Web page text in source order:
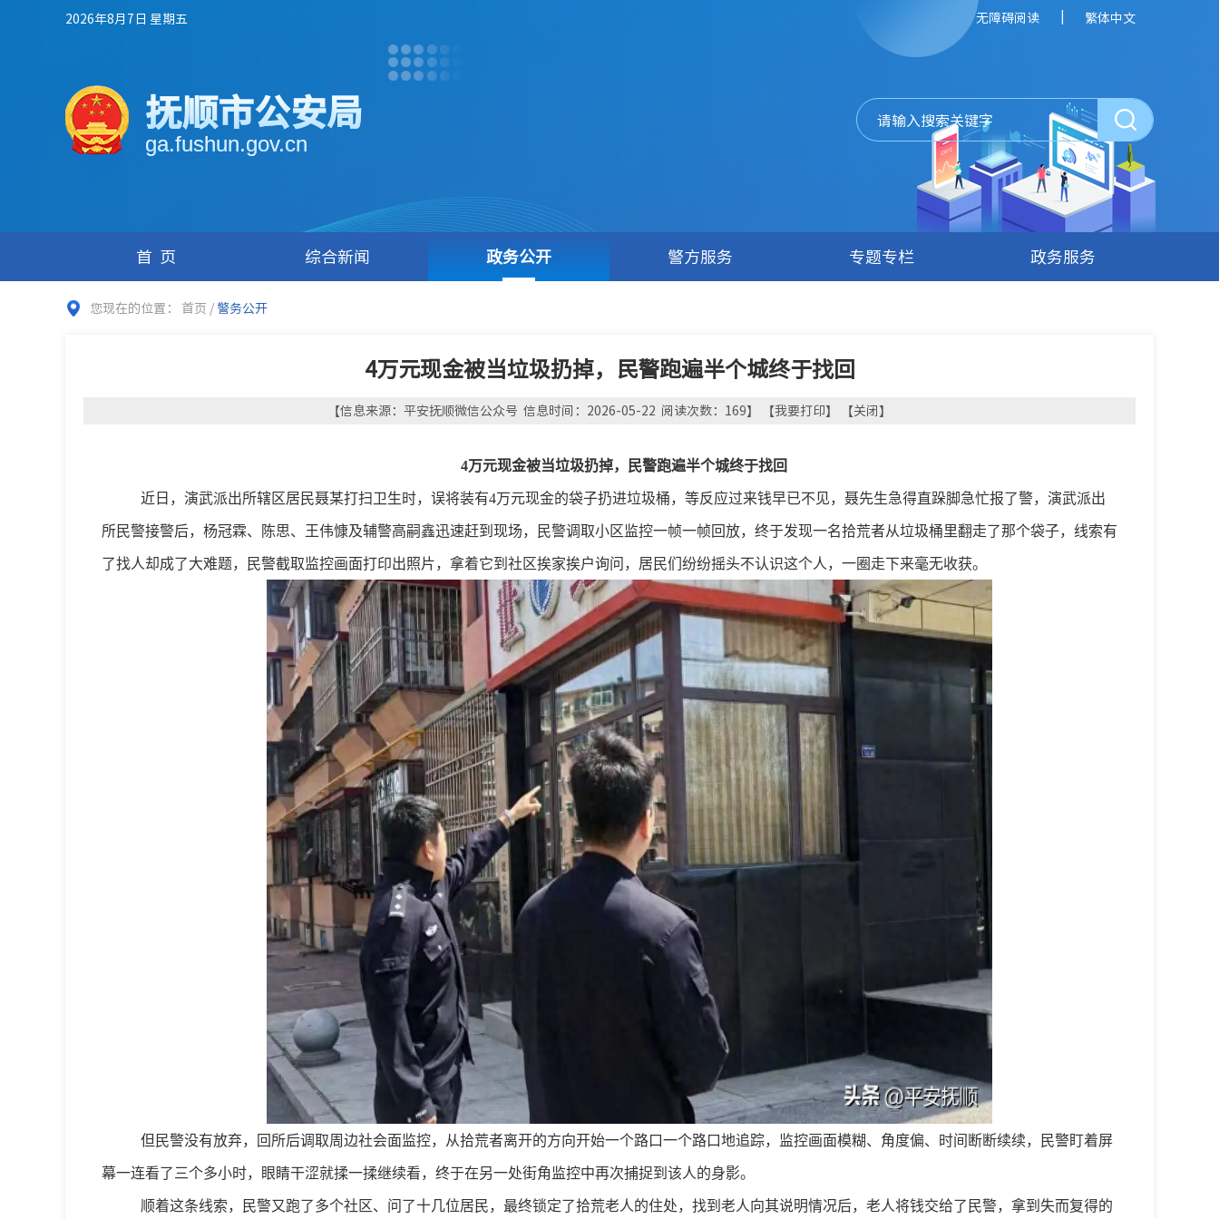
2026年8月7日 星期五 无障碍阅读 | 繁体中文
抚顺市公安局
ga.fushun.gov.cn
首页 综合新闻 政务公开 警方服务 专题专栏 政务服务
您现在的位置： 首页 / 警务公开
4万元现金被当垃圾扔掉，民警跑遍半个城终于找回
【信息来源：平安抚顺微信公众号 信息时间：2026-05-22 阅读次数： 169】 【我要打印】 【关闭】
4万元现金被当垃圾扔掉，民警跑遍半个城终于找回
近日，演武派出所辖区居民聂某打扫卫生时，误将装有4万元现金的袋子扔进垃圾桶，等反应过来钱早已不见，聂先生急得直跺脚急忙报了警，演武派出
所民警接警后，杨冠霖、陈思、王伟慷及辅警高嗣鑫迅速赶到现场，民警调取小区监控一帧一帧回放，终于发现一名拾荒者从垃圾桶里翻走了那个袋子，线索有
了找人却成了大难题，民警截取监控画面打印出照片，拿着它到社区挨家挨户询问，居民们纷纷摇头不认识这个人，一圈走下来毫无收获。
但民警没有放弃，回所后调取周边社会面监控，从拾荒者离开的方向开始一个路口一个路口地追踪，监控画面模糊、角度偏、时间断断续续，民警盯着屏
幕一连看了三个多小时，眼睛干涩就揉一揉继续看，终于在另一处街角监控中再次捕捉到该人的身影。
顺着这条线索，民警又跑了多个社区、问了十几位居民，最终锁定了拾荒老人的住处，找到老人向其说明情况后，老人将钱交给了民警，拿到失而复得的